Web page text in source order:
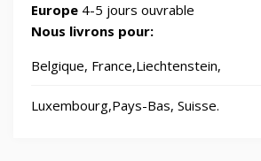
Jouets
Laser graveurs et découpeuses
Europe 4-5 jours ouvrable
Nous livrons pour:
Belgique, France,Liechtenstein,
Luxembourg,Pays-Bas, Suisse.